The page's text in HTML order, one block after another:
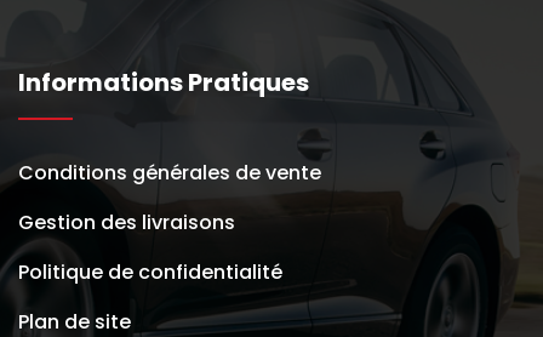
Informations Pratiques
Conditions générales de vente
Gestion des livraisons
Politique de confidentialité
Plan de site